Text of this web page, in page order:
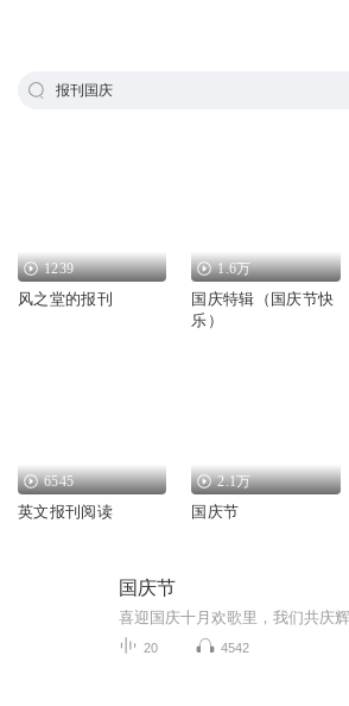
报刊国庆
1239
风之堂的报刊
1.6万
国庆特辑（国庆节快
乐）
6545
英文报刊阅读
2.1万
国庆节
国庆节
20 4542